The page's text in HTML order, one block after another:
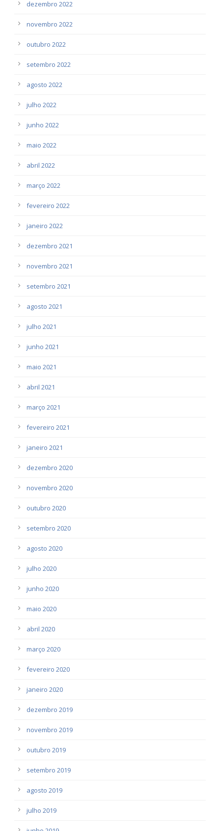
dezembro 2022
novembro 2022
outubro 2022
setembro 2022
agosto 2022
julho 2022
junho 2022
maio 2022
abril 2022
março 2022
fevereiro 2022
janeiro 2022
dezembro 2021
novembro 2021
setembro 2021
agosto 2021
julho 2021
junho 2021
maio 2021
abril 2021
março 2021
fevereiro 2021
janeiro 2021
dezembro 2020
novembro 2020
outubro 2020
setembro 2020
agosto 2020
julho 2020
junho 2020
maio 2020
abril 2020
março 2020
fevereiro 2020
janeiro 2020
dezembro 2019
novembro 2019
outubro 2019
setembro 2019
agosto 2019
julho 2019